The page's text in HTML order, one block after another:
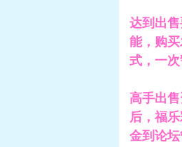
达到出
能，购
式，一
高手出
后，福
金到论